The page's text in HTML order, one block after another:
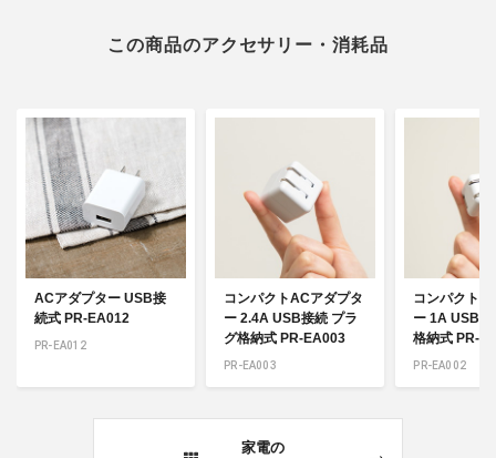
この商品のアクセサリー・消耗品
ACアダプター USB接
続式 PR-EA012
PR-EA012
コンパクトACアダプタ
ー 2.4A USB接続 プラ
グ格納式 PR-EA003
PR-EA003
コンパクト
ー 1A USB接
格納式 PR-
PR-EA002
家電の